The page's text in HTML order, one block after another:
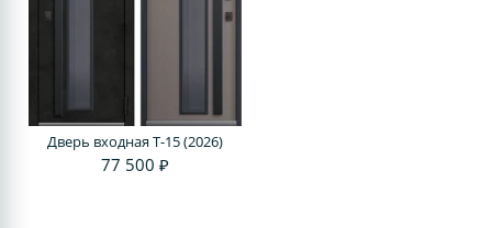
Дверь входная T-15 (2026)
77 500 ₽